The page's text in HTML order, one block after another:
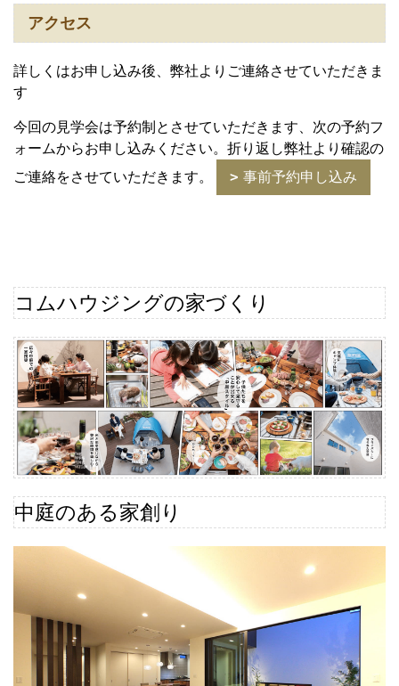
アクセス
詳しくはお申し込み後、弊社よりご連絡させていただきま
す
今回の見学会は予約制とさせていただきます、次の予約フ
ォームからお申し込みください。折り返し弊社より確認の
ご連絡をさせていただきます。
事前予約申し込み
コムハウジングの家づくり
中庭のある家創り